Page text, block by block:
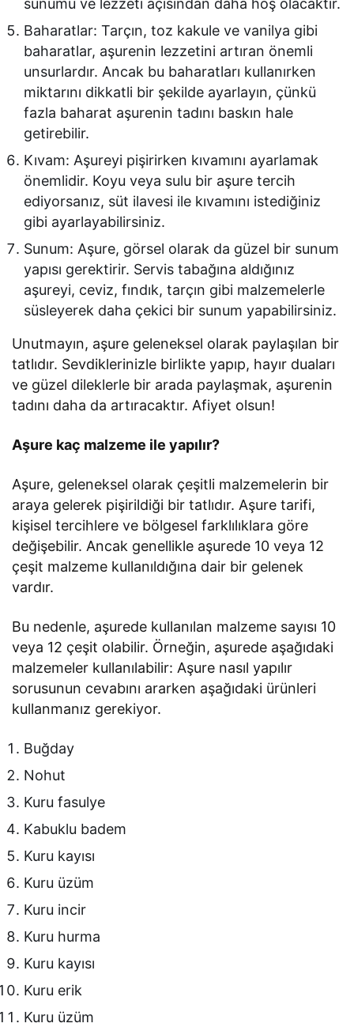
sunumu ve lezzeti açısından daha hoş olacaktır.
Baharatlar: Tarçın, toz kakule ve vanilya gibi
baharatlar, aşurenin lezzetini artıran önemli
unsurlardır. Ancak bu baharatları kullanırken
miktarını dikkatli bir şekilde ayarlayın, çünkü
fazla baharat aşurenin tadını baskın hale
getirebilir.
Kıvam: Aşureyi pişirirken kıvamını ayarlamak
önemlidir. Koyu veya sulu bir aşure tercih
ediyorsanız, süt ilavesi ile kıvamını istediğiniz
gibi ayarlayabilirsiniz.
Sunum: Aşure, görsel olarak da güzel bir sunum
yapısı gerektirir. Servis tabağına aldığınız
aşureyi, ceviz, fındık, tarçın gibi malzemelerle
süsleyerek daha çekici bir sunum yapabilirsiniz.
Unutmayın, aşure geleneksel olarak paylaşılan bir
tatlıdır. Sevdiklerinizle birlikte yapıp, hayır duaları
ve güzel dileklerle bir arada paylaşmak, aşurenin
tadını daha da artıracaktır. Afiyet olsun!
Aşure kaç malzeme ile yapılır?
Aşure, geleneksel olarak çeşitli malzemelerin bir
araya gelerek pişirildiği bir tatlıdır. Aşure tarifi,
kişisel tercihlere ve bölgesel farklılıklara göre
değişebilir. Ancak genellikle aşurede 10 veya 12
çeşit malzeme kullanıldığına dair bir gelenek
vardır.
Bu nedenle, aşurede kullanılan malzeme sayısı 10
veya 12 çeşit olabilir. Örneğin, aşurede aşağıdaki
malzemeler kullanılabilir: Aşure nasıl yapılır
sorusunun cevabını ararken aşağıdaki ürünleri
kullanmanız gerekiyor.
Buğday
Nohut
Kuru fasulye
Kabuklu badem
Kuru kayısı
Kuru üzüm
Kuru incir
Kuru hurma
Kuru kayısı
Kuru erik
Kuru üzüm